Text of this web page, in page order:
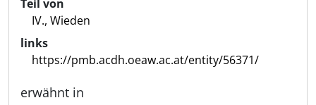
Teil von
IV., Wieden
links
https://pmb.acdh.oeaw.ac.at/entity/56371/
erwähnt in